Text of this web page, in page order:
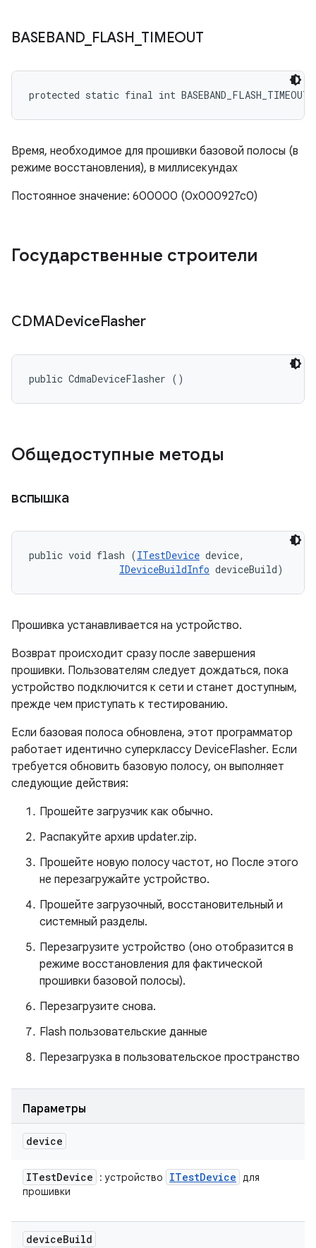
BASEBAND FLASH TIMEOUT
protected static final int BASEBAND_FLASH_TIMEOUT
Время, необходимое для прошивки базовой полосы (в
режиме восстановления), в миллисекундах
Постоянное значение: 600000 (0x000927c0)
Государственные строители
CDMADeviceFlasher
public CdmaDeviceFlasher ()
Общедоступные методы
вспышка
public void flash (ITestDevice device,
IDeviceBuildInfo deviceBuild)
Прошивка устанавливается на устройство.
Возврат происходит сразу после завершения
прошивки. Пользователям следует дождаться, пока
устройство подключится к сети и станет доступным,
прежде чем приступать к тестированию.
Если базовая полоса обновлена, этот программатор
работает идентично суперклассу DeviceFlasher. Если
требуется обновить базовую полосу, он выполняет
следующие действия:
Прошейте загрузчик как обычно.
Распакуйте архив updater.zip.
Прошейте новую полосу частот, но После этого
не перезагружайте устройство.
Прошейте загрузочный, восстановительный и
системный разделы.
Перезагрузите устройство (оно отобразится в
режиме восстановления для фактической
прошивки базовой полосы).
Перезагрузите снова.
Flash пользовательские данные
Перезагрузка в пользовательское пространство
Параметры
device
ITestDevice : устройство ITestDevice для
прошивки
deviceBuild